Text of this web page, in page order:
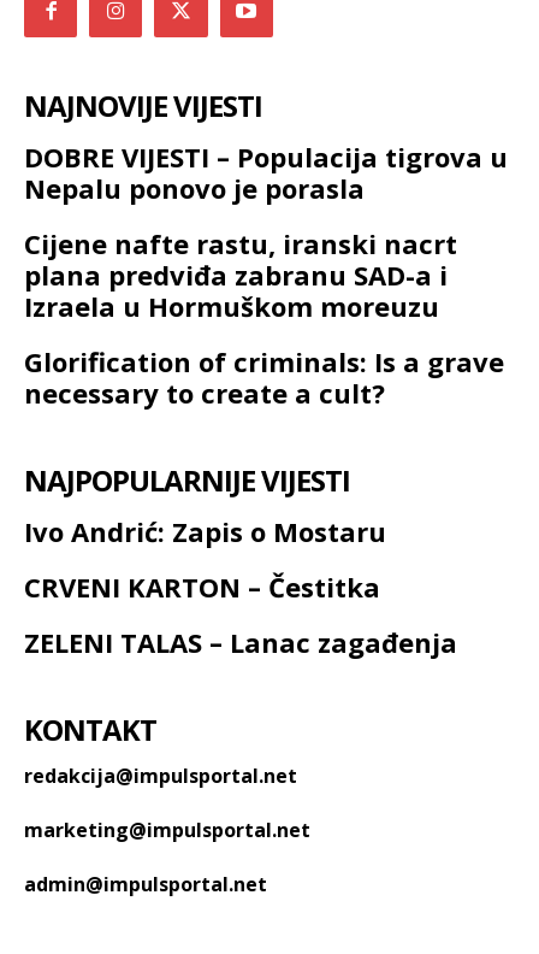
NAJNOVIJE VIJESTI
DOBRE VIJESTI – Populacija tigrova u
Nepalu ponovo je porasla
Cijene nafte rastu, iranski nacrt
plana predviđa zabranu SAD-a i
Izraela u Hormuškom moreuzu
Glorification of criminals: Is a grave
necessary to create a cult?
NAJPOPULARNIJE VIJESTI
Ivo Andrić: Zapis o Mostaru
CRVENI KARTON – Čestitka
ZELENI TALAS – Lanac zagađenja
KONTAKT
redakcija@impulsportal.net
marketing@impulsportal.net
admin@impulsportal.net